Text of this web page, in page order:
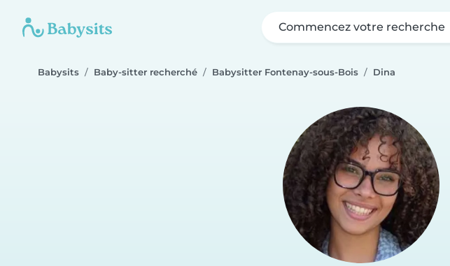
Commencez votre recherche
Babysits Baby-sitter recherché Babysitter Fontenay-sous-Bois Dina